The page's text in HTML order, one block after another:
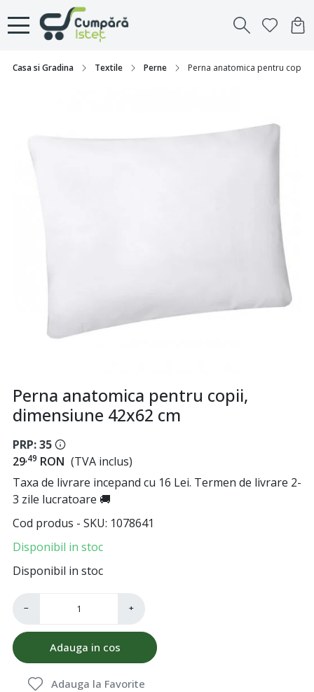
Casa si Gradina Textile Perne Perna anatomica pentru copii,
Perna anatomica pentru copii,
dimensiune 42x62 cm
PRP: 35
29,49 RON (TVA inclus)
Taxa de livrare incepand cu 16 Lei. Termen de livrare 2-
3 zile lucratoare 🚚
Cod produs - SKU 1078641
Disponibil in stoc
Disponibil in stoc
− +
Adauga in cos
Adauga la Favorite